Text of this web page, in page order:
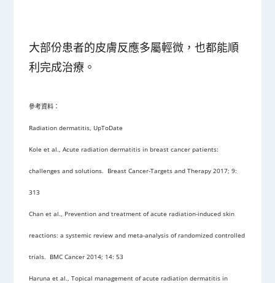
大部份患者的皮膚反應多屬輕微，也都能順
利完成治療。
參考資料：
Radiation dermatitis, UpToDate
Kole et al., Acute radiation dermatitis in breast cancer patients:
challenges and solutions. Breast Cancer-Targets and Therapy 2017; 9:
313
Chan et al., Prevention and treatment of acute radiation-induced skin
reactions: a systemic review and meta-analysis of randomized controlled
trials. BMC Cancer 2014; 14: 53
Haruna et al., Topical management of acute radiation dermatitis in